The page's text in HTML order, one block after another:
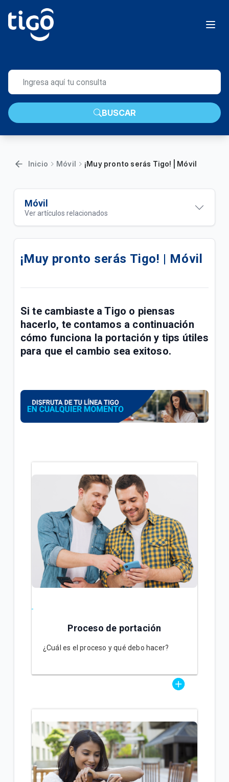
BUSCAR
Inicio Móvil ¡Muy pronto serás Tigo! | Móvil
Móvil
Ver artículos relacionados
¿Cómo saber si mi línea prepago Tigo se
¿Cómo configurar la red 4G Motorola LTE Tigo? |
Móvil
¿Cómo llega mi factura después de reactivar mi
Lo que debes saber para pasarte a prepago si
tienes una deuda pendiente en tu plan | Móvil
¿Cómo consultar tus consumos en Mi.Tigo? | Móvil
Oferta Full Equipo disponible en nuestro flujo digital
o Televentas | Móvil
Full Equipo: Plan móvil ilimitado + celular en
préstamo | Móvil
VER MÁS
¡Muy pronto serás Tigo! | Móvil
Si te cambiaste a Tigo o piensas
hacerlo, te contamos a continuación
cómo funciona la portación y tips útiles
para que el cambio sea exitoso.
Proceso de portación
¿Cuál es el proceso y qué debo hacer?